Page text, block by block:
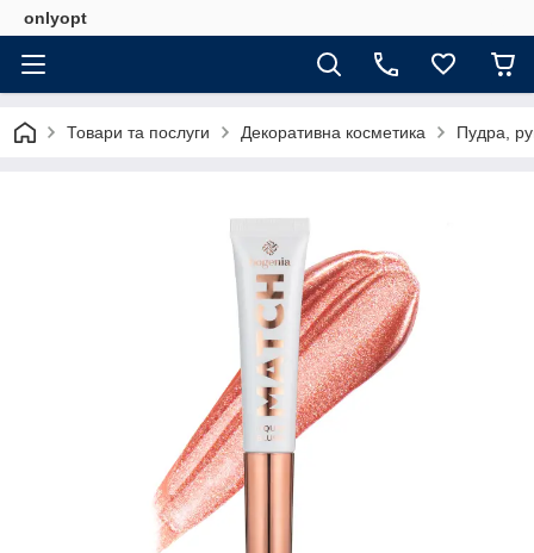
onlyopt
Товари та послуги Декоративна косметика Пудра,